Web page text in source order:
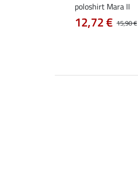
poloshirt Mara II
15,90 €
12,72 €